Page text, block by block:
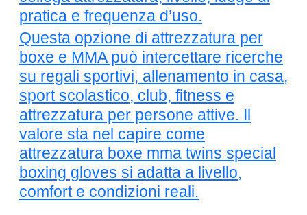
pratica e frequenza d’uso.
Questa opzione di attrezzatura per
boxe e MMA può intercettare ricerche
su regali sportivi, allenamento in casa,
sport scolastico, club, fitness e
attrezzatura per persone attive. Il
valore sta nel capire come
attrezzatura boxe mma twins special
boxing gloves si adatta a livello,
comfort e condizioni reali.